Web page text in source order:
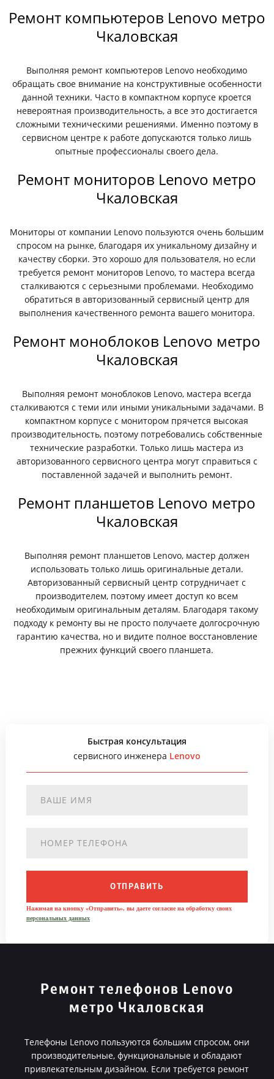
Ремонт компьютеров Lenovo метро
Чкаловская
Выполняя ремонт компьютеров Lenovo необходимо
обращать свое внимание на конструктивные особенности
данной техники. Часто в компактном корпусе кроется
невероятная производительность, а все это достигается
сложными техническими решениями. Именно поэтому в
сервисном центре к работе допускаются только лишь
опытные профессионалы своего дела.
Ремонт мониторов Lenovo метро
Чкаловская
Мониторы от компании Lenovo пользуются очень большим
спросом на рынке, благодаря их уникальному дизайну и
качеству сборки. Это хорошо для пользователя, но если
требуется ремонт мониторов Lenovo, то мастера всегда
сталкиваются с серьезными проблемами. Необходимо
обратиться в авторизованный сервисный центр для
выполнения качественного ремонта вашего монитора.
Ремонт моноблоков Lenovo метро
Чкаловская
Выполняя ремонт моноблоков Lenovo, мастера всегда
сталкиваются с теми или иными уникальными задачами. В
компактном корпусе с монитором прячется высокая
производительность, поэтому потребовались собственные
технические разработки. Только лишь мастера из
авторизованного сервисного центра могут справиться с
поставленной задачей и выполнить ремонт.
Ремонт планшетов Lenovo метро
Чкаловская
Выполняя ремонт планшетов Lenovo, мастер должен
использовать только лишь оригинальные детали.
Авторизованный сервисный центр сотрудничает с
производителем, поэтому имеет доступ ко всем
необходимым оригинальным деталям. Благодаря такому
подходу к ремонту вы не просто получаете долгосрочную
гарантию качества, но и видите полное восстановление
прежних функций своего планшета.
Быстрая консультация
сервисного инженера Lenovo
ОТПРАВИТЬ
Нажимая на кнопку «Отправить», вы даете согласие на обработку своих
персональных данных
Ремонт телефонов Lenovo
метро Чкаловская
Телефоны Lenovo пользуются большим спросом, они
производительные, функциональные и обладают
привлекательным дизайном. Если требуется ремонт